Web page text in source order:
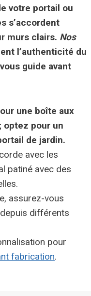
votre portail ou
s’accordent
murs clairs. Nos
l’authenticité du
guide avant
une boîte aux
optez pour un
de jardin.
avec les
patiné avec des
assurez-vous
différents
pour
fabrication.